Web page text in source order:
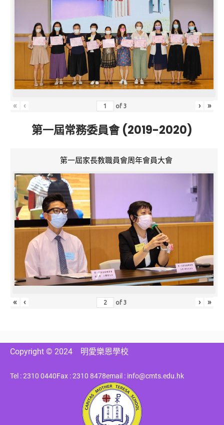
« ‹ of3 › »
第一屆常務委員會 (2019-2020)
第一屆家長教職員會周年會員大會
« ‹ of3 › »
Copyright © 2024 明愛樂恩學校
Tel : 2310 0440Fax : 2310 8478email : info@cmts.edu.hk